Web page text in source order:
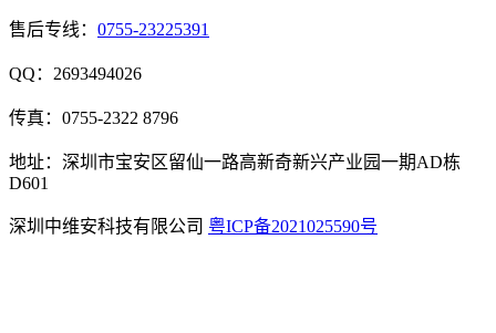
售后专线： 0755-23225391
QQ：2693494026
传真：0755-2322 8796
地址：深圳市宝安区留仙一路高新奇新兴产业园一期AD栋
D601
深圳中维安科技有限公司 粤ICP备2021025590号